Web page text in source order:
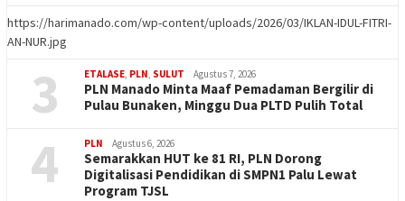
https://harimanado.com/wp-content/uploads/2026/03/IKLAN-IDUL-FITRI-
AN-NUR.jpg
3 ETALASE, PLN, SULUT Agustus 7, 2026
PLN Manado Minta Maaf Pemadaman Bergilir di
Pulau Bunaken, Minggu Dua PLTD Pulih Total
4 PLN Agustus 6, 2026
Semarakkan HUT ke 81 RI, PLN Dorong
Digitalisasi Pendidikan di SMPN1 Palu Lewat
Program TJSL